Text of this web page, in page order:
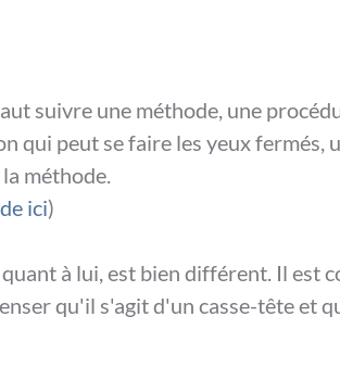
suivre une méthode, une
qui peut se faire les yeux fermés,
méthode.
ici)
quant à lui, est bien différent. Il est
qu'il s'agit d'un casse-tête et